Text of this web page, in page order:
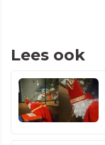
Lees ook